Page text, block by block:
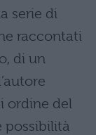
serie di
raccontati
di un
ordine del
possibilità